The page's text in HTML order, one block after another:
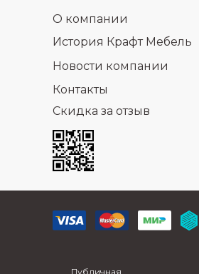
О компании
История Крафт Мебель
Новости компании
Контакты
Скидка за отзыв
Публичная